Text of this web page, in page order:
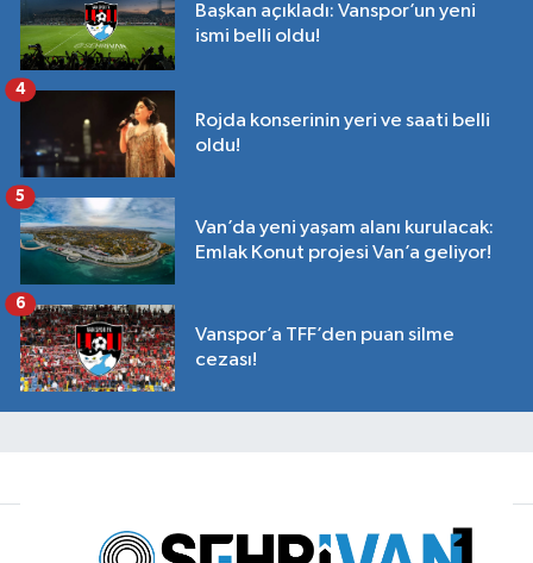
Başkan açıkladı: Vanspor’un yeni
ismi belli oldu!
Rojda konserinin yeri ve saati belli
oldu!
4
Van’da yeni yaşam alanı kurulacak:
Emlak Konut projesi Van’a geliyor!
5
Vanspor’a TFF’den puan silme
cezası!
6